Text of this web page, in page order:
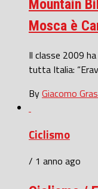
Mountain
Mosca è
Il classe 2009
tutta Italia:
ByGiacomo
Ciclismo
/ 1 anno ago